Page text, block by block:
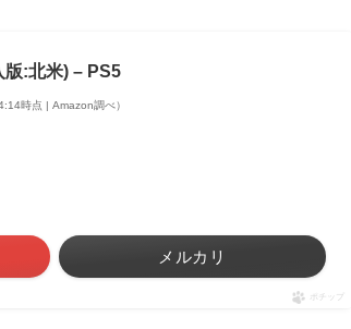
:北米) – PS5
時点 | Amazon調べ）
メルカリ
ポチップ